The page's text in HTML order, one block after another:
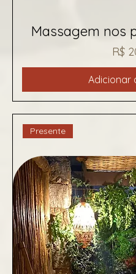
Massagem nos
R$
Adicionar
Presente